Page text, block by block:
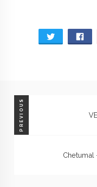
PREVIOUS
Chetumal